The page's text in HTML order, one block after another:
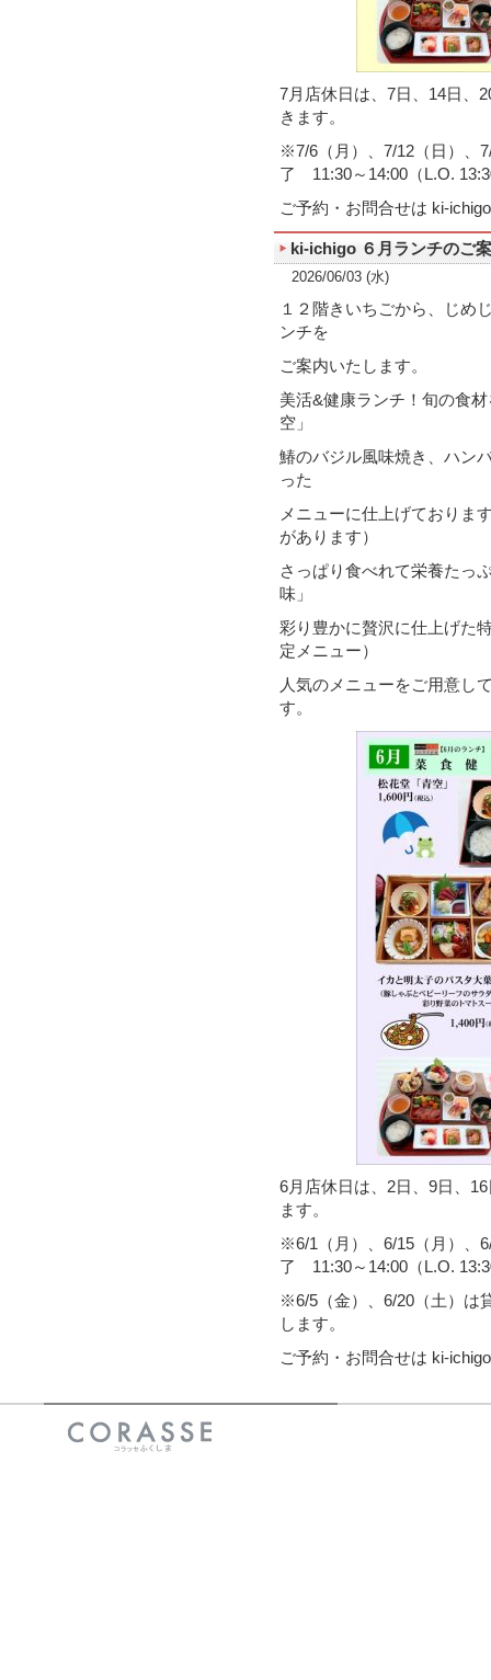
7月店休日は、7日、14日、
きます。
※7/6（月）、7/12（日）、
了 11:30～14:00（L.O.
ご予約・お問合せは ki-
ki-ichigo ６月ランチのご
2026/06/03 (水)
１２階きいちごから、じめ
ンチを
ご案内いたします。
美活&健康ランチ！旬の食
空」
鰆のバジル風味焼き、ハン
った
メニューに仕上げておりま
があります）
さっぱり食べれて栄養たっ
味」
彩り豊かに贅沢に仕上げた
定メニュー）
人気のメニューをご用意し
す。
6月店休日は、2日、9日、
ます。
※6/1（月）、6/15（月）、
了 11:30～14:00（L.O.
※6/5（金）、6/20（土）は
します。
ご予約・お問合せは ki-